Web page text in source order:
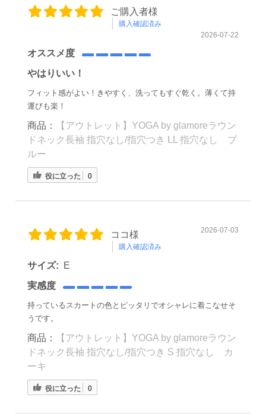
ご購入者様
購入確認済み
2026-07-22
オススメ度
やはりいい！
フィット感がよい！きやすく、洗ってもすぐ乾く。薄くて持
運びも楽！
商品：
【アウトレット】YOGA by glamoreラウン
ドネック長袖 指穴なし/指穴つき LL 指穴なし ブ
ルー
役に立った 0
ココ様
購入確認済み
2026-07-03
サイズ:
E
実感度
持っているスカートの色とピッタリでオシャレに着こなせそ
うです。
商品：
【アウトレット】YOGA by glamoreラウン
ドネック長袖 指穴なし/指穴つき S 指穴なし カ
ーキ
役に立った 0